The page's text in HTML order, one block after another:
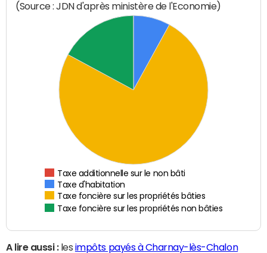
(Source : JDN d'après ministère de l'Economie)
Taxe additionnelle sur le non bâti
Taxe d'habitation
Taxe foncière sur les propriétés bâties
Taxe foncière sur les propriétés non bâties
A lire aussi :les impôts payés à Charnay-lès-Chalon